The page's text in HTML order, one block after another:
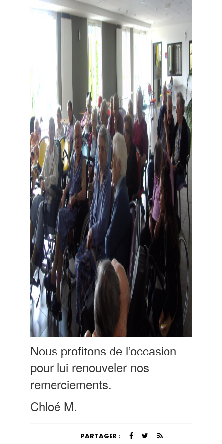
Nous profitons de l’occasion
pour lui renouveler nos
remerciements.
Chloé M.
PARTAGER :